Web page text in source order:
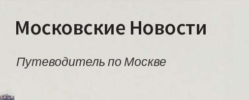
Московские Новости
Путеводитель по Москве